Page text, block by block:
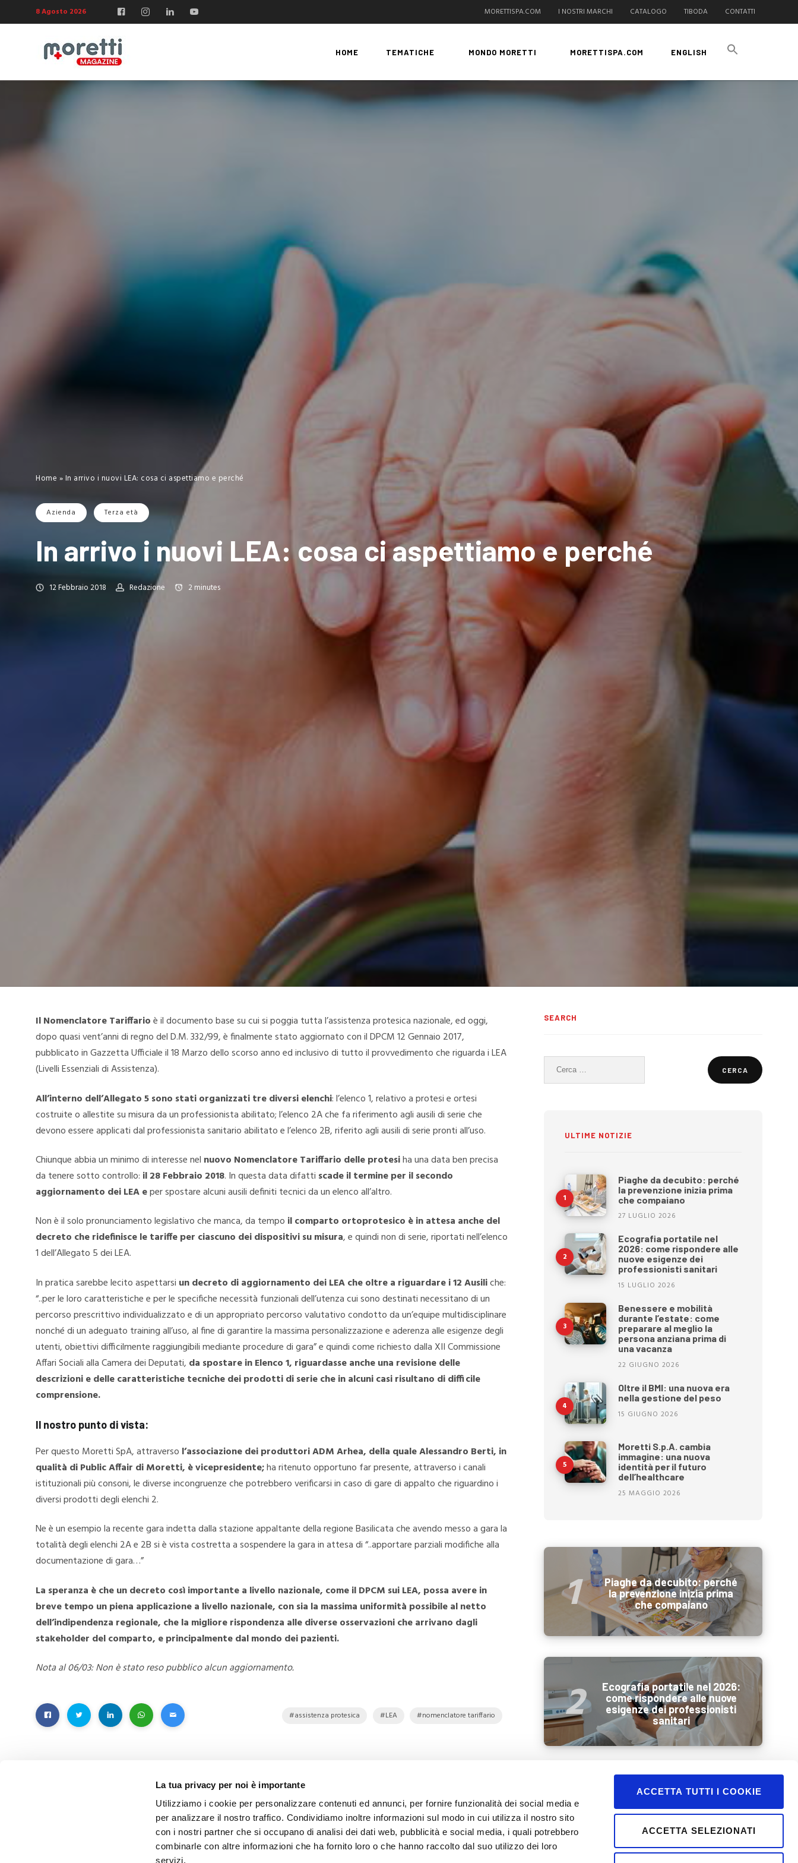
La tua privacy per noi è importante
Utilizziamo i cookie per personalizzare contenuti ed annunci, per fornire funzionalità dei social media e
per analizzare il nostro traffico. Condividiamo inoltre informazioni sul modo in cui utilizza il nostro sito
con i nostri partner che si occupano di analisi dei dati web, pubblicità e social media, i quali potrebbero
combinarle con altre informazioni che ha fornito loro o che hanno raccolto dal suo utilizzo dei loro
servizi.
ACCETTA TUTTI I COOKIE
ACCETTA SELEZIONATI
8 Agosto 2026 MORETTISPA.COM I NOSTRI MARCHI CATALOGO TIBODA CONTATTI
HOME TEMATICHE MONDO MORETTI MORETTISPA.COM ENGLISH
Home »In arrivo i nuovi LEA: cosa ci aspettiamo e perché
Azienda Terza età
In arrivo i nuovi LEA: cosa ci aspettiamo e perché
12 Febbraio 2018 Redazione 2 minutes
Il Nomenclatore Tariffarioè il documento base su cui si poggia tutta l’assistenza protesica nazionale, ed oggi,
dopo quasi vent’anni di regno del D.M. 332/99, è finalmente stato aggiornato con il DPCM 12 Gennaio 2017,
pubblicato in Gazzetta Ufficiale il 18 Marzo dello scorso anno ed inclusivo di tutto il provvedimento che riguarda i LEA
(Livelli Essenziali di Assistenza).
All’interno dell’Allegato 5 sono stati organizzati tre diversi elenchi: l’elenco 1, relativo a protesi e ortesi
costruite o allestite su misura da un professionista abilitato; l’elenco 2A che fa riferimento agli ausili di serie che
devono essere applicati dal professionista sanitario abilitato e l’elenco 2B, riferito agli ausili di serie pronti all’uso.
Chiunque abbia un minimo di interesse nel nuovo Nomenclatore Tariffario delle protesiha una data ben precisa
da tenere sotto controllo: il 28 Febbraio 2018. In questa data difatti scade il termine per il secondo
aggiornamento dei LEA eper spostare alcuni ausili definiti tecnici da un elenco all’altro.
Non è il solo pronunciamento legislativo che manca, da tempo il comparto ortoprotesico è in attesa anche del
decreto che ridefinisce le tariffe per ciascuno dei dispositivi su misura, e quindi non di serie, riportati nell’elenco
1 dell’Allegato 5 dei LEA.
In pratica sarebbe lecito aspettarsi un decreto di aggiornamento dei LEA che oltre a riguardare i 12 Ausiliche:
“..per le loro caratteristiche e per le specifiche necessità funzionali dell’utenza cui sono destinati necessitano di un
percorso prescrittivo individualizzato e di un appropriato percorso valutativo condotto da un’equipe multidisciplinare
nonché di un adeguato training all’uso, al fine di garantire la massima personalizzazione e aderenza alle esigenze degli
utenti, obiettivi difficilmente raggiungibili mediante procedure di gara” e quindi come richiesto dalla XII Commissione
Affari Sociali alla Camera dei Deputati, da spostare in Elenco 1, riguardasse anche una revisione delle
descrizioni e delle caratteristiche tecniche dei prodotti di serie che in alcuni casi risultano di difficile
comprensione.
Il nostro punto di vista:
Per questo Moretti SpA, attraverso l’associazione dei produttori ADM Arhea, della quale Alessandro Berti, in
qualità di Public Affair di Moretti, è vicepresidente;ha ritenuto opportuno far presente, attraverso i canali
istituzionali più consoni, le diverse incongruenze che potrebbero verificarsi in caso di gare di appalto che riguardino i
diversi prodotti degli elenchi 2.
Ne è un esempio la recente gara indetta dalla stazione appaltante della regione Basilicata che avendo messo a gara la
totalità degli elenchi 2A e 2B si è vista costretta a sospendere la gara in attesa di “..apportare parziali modifiche alla
documentazione di gara…”
La speranza è che un decreto così importante a livello nazionale, come il DPCM sui LEA, possa avere in
breve tempo un piena applicazione a livello nazionale, con sia la massima uniformità possibile al netto
dell’indipendenza regionale, che la migliore rispondenza alle diverse osservazioni che arrivano dagli
stakeholder del comparto, e principalmente dal mondo dei pazienti.
Nota al 06/03: Non è stato reso pubblico alcun aggiornamento.
assistenza protesica LEA nomenclatore tariffario
Moretti Service & Consulting: uno spin
off aziendale dedicato alle esigenze di
comunicazione e marketing del
Exposanità 2018
SEARCH
Ricerca
per:
ULTIME NOTIZIE
Piaghe da decubito: perché
la prevenzione inizia prima
che compaiano
27 LUGLIO 2026
Ecografia portatile nel
2026: come rispondere alle
nuove esigenze dei
professionisti sanitari
15 LUGLIO 2026
Benessere e mobilità
durante l’estate: come
preparare al meglio la
persona anziana prima di
una vacanza
22 GIUGNO 2026
Oltre il BMI: una nuova era
nella gestione del peso
15 GIUGNO 2026
Moretti S.p.A. cambia
immagine: una nuova
identità per il futuro
dell’healthcare
25 MAGGIO 2026
Piaghe da decubito: perché
la prevenzione inizia prima
che compaiano
Ecografia portatile nel 2026:
come rispondere alle nuove
esigenze dei professionisti
sanitari
Benessere e mobilità
preparare al meglio la
persona anziana prima di una
vacanza